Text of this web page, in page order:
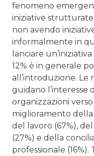
fenomeno
iniziative strutturate
non avendo
informalmente in
lanciare
12% è in generale
all’introduzione. Le
guidano l’interesse
organizzazioni
miglioramento
del lavoro (67%),
(27%) e della
professionale